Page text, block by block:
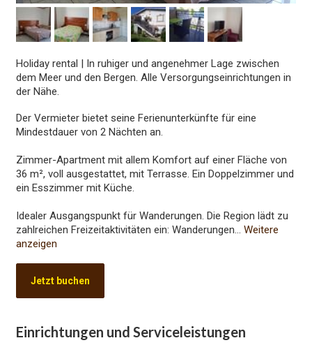
Holiday rental | In ruhiger und angenehmer Lage zwischen
dem Meer und den Bergen. Alle Versorgungseinrichtungen in
der Nähe.
Der Vermieter bietet seine Ferienunterkünfte für eine
Mindestdauer von 2 Nächten an.
Zimmer-Apartment mit allem Komfort auf einer Fläche von
36 m², voll ausgestattet, mit Terrasse. Ein Doppelzimmer und
ein Esszimmer mit Küche.
Idealer Ausgangspunkt für Wanderungen. Die Region lädt zu
zahlreichen Freizeitaktivitäten ein: Wanderungen... Weitere
anzeigen
Jetzt buchen
Einrichtungen und Serviceleistungen